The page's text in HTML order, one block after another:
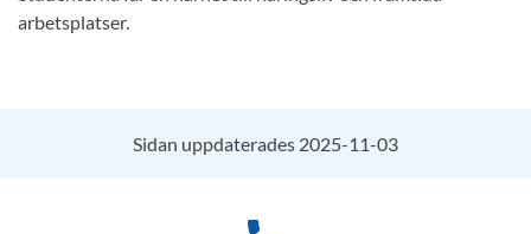
arbetsplatser.
Sidan uppdaterades 2025-11-03